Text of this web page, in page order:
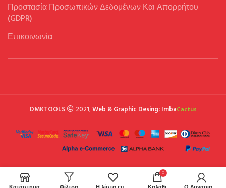
Προστασία Προσωπικών Δεδομένων Και Απορρήτου
(GDPR)
Επικοινωνία
DMKTOOLS 2021,Web & Graphic Desing: ImbaCactus
0